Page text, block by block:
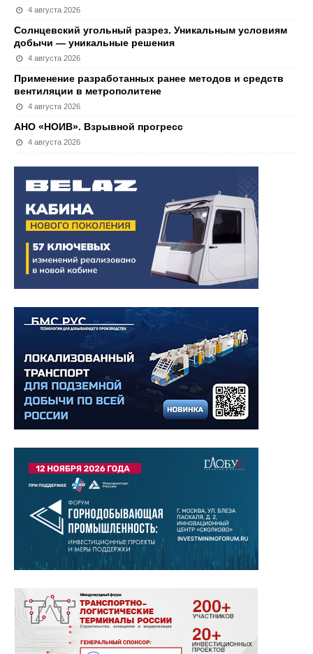
4 августа 2026
Солнцевский угольный разрез. Уникальным условиям
добычи — уникальные решения
4 августа 2026
Применение разработанных ранее методов и средств
вентиляции в метрополитене
4 августа 2026
АНО «НОИВ». Взрывной прогресс
4 августа 2026